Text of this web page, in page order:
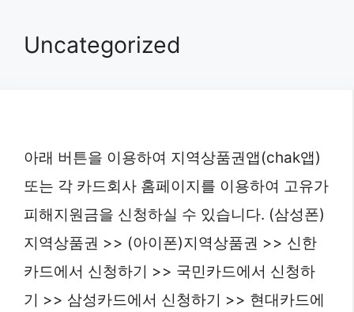
Uncategorized
아래 버튼을 이용하여 지역상품권앱(chak앱)
또는 각 카드회사 홈페이지를 이용하여 고유가
피해지원금을 신청하실 수 있습니다. (삼성폰)
지역상품권 >> (아이폰)지역상품권 >> 신한
카드에서 신청하기 >> 국민카드에서 신청하
기 >> 삼성카드에서 신청하기 >> 현대카드에